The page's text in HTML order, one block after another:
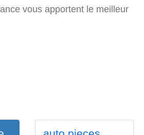
vous apportent le meilleur